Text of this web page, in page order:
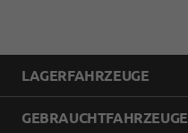
LAGERFAHRZEUGE
GEBRAUCHTFAHRZEUGE